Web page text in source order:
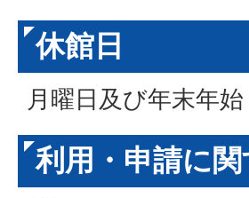
休館日
月曜日及び年末年
利用・申請に関